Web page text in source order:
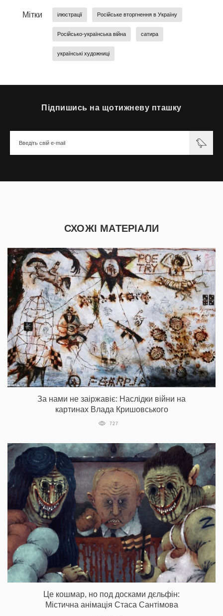
Мітки ілюстрації Російське вторгнення в Україну
Російсько-українська війна сатира
українські художниці
Підпишись на щотижневу пташку
СХОЖІ МАТЕРІАЛИ
За нами не заіржавіє: Наслідки війни на
картинах Влада Кришовського
727
Це кошмар, но под досками дєльфін:
Містична анімація Стаса Сантімова